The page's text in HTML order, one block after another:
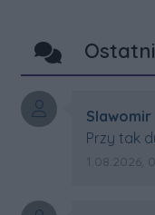
Autor
Slawomir
Treść
Przy tak
Artura.
Data
1.08.2026,